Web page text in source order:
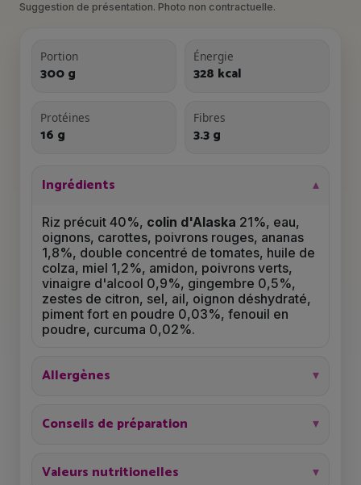
Suggestion de présentation. Photo non contractuelle.
Portion
300 g
Énergie
328 kcal
Protéines
16 g
Fibres
3.3 g
Ingrédients
Riz précuit 40%, colin d'Alaska 21%, eau,
oignons, carottes, poivrons rouges, ananas
1,8%, double concentré de tomates, huile de
colza, miel 1,2%, amidon, poivrons verts,
vinaigre d'alcool 0,9%, gingembre 0,5%,
zestes de citron, sel, ail, oignon déshydraté,
piment fort en poudre 0,03%, fenouil en
poudre, curcuma 0,02%.
Allergènes
Conseils de préparation
Valeurs nutritionelles